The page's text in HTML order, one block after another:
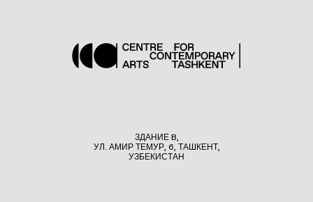
ЗДАНИЕ B,
УЛ. АМИР ТЕМУР, 6, ТАШКЕНТ,
УЗБЕКИСТАН